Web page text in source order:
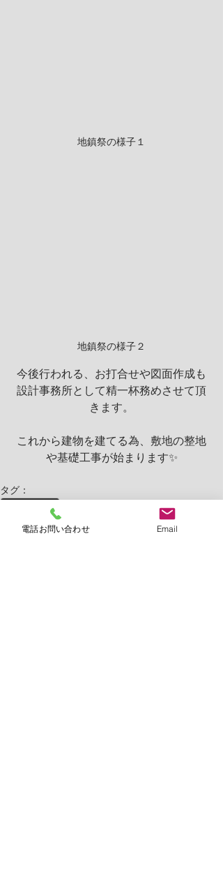
地鎮祭の様子１
地鎮祭の様子２
今後行われる、お打合せや図面作成も
設計事務所として精一杯務めさせて頂
きます。
これから建物を建てる為、敷地の整地
や基礎工事が始まります✨
タグ：
施工中の様子
電話お問い合わせ Email